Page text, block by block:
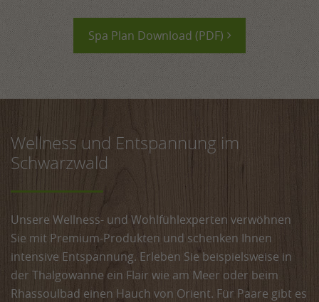
Spa Plan Download (PDF)
Wellness und Entspannung im
Schwarzwald
Unsere Wellness- und Wohlfühlexperten verwöhnen
Sie mit Premium-Produkten und schenken Ihnen
intensive Entspannung. Erleben Sie beispielsweise in
der Thalgowanne ein Flair wie am Meer oder beim
Rhassoulbad einen Hauch von Orient. Für Paare gibt es